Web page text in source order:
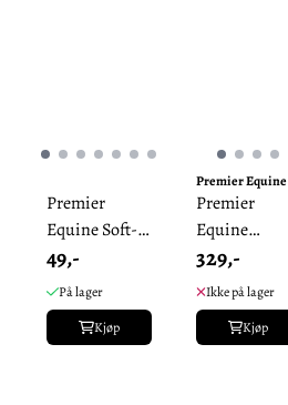
Premier
Equine Soft-
Touch
Massage
Børste
49,-
På lager
Kjøp
Premier Equine
Premier
Equine
Stellebag
329,-
Ikke på lager
Kjøp